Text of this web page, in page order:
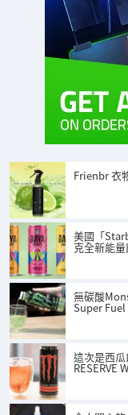
Frienbr 衣
美國「
克全新能量
無碳酸
Super
這次是西
RESERVE